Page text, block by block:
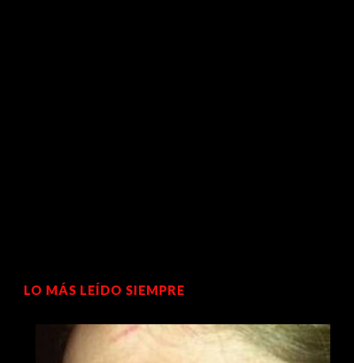
LO MÁS LEÍDO SIEMPRE